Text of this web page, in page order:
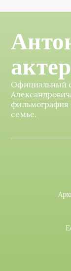
Официальный
фильмография
семье.